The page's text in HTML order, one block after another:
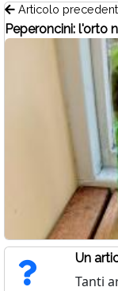
Articolo
Peperoncini: l'orto
Un
Tanti